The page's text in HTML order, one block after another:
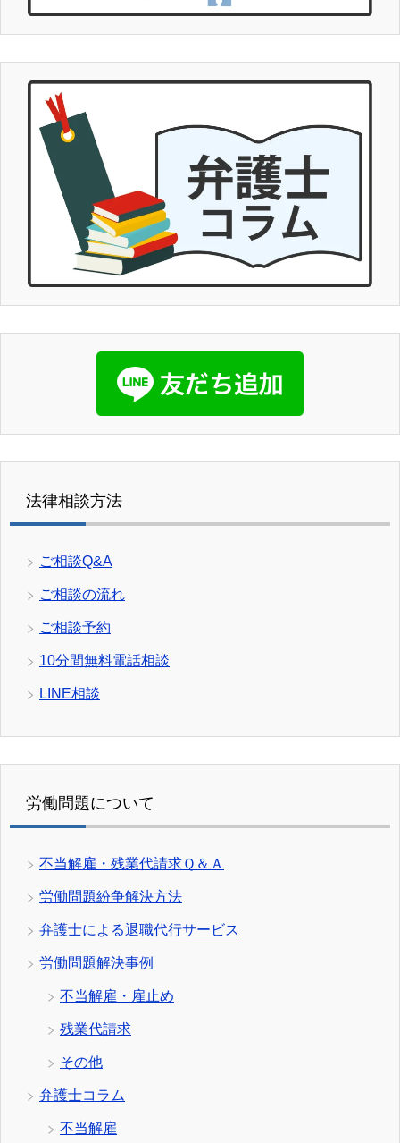
法律相談方法
ご相談Q&A
ご相談の流れ
ご相談予約
10分間無料電話相談
LINE相談
労働問題について
不当解雇・残業代請求Ｑ＆Ａ
労働問題紛争解決方法
弁護士による退職代行サービス
労働問題解決事例
不当解雇・雇止め
残業代請求
その他
弁護士コラム
不当解雇